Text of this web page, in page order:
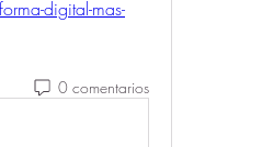
digital-mas-
0 comentarios